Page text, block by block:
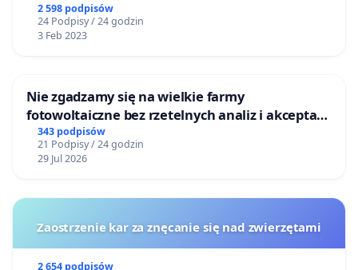
2 598 podpisów
24 Podpisy / 24 godzin
3 Feb 2023
Nie zgadzamy się na wielkie farmy
fotowoltaiczne bez rzetelnych analiz i akceptacji
mieszkańców
343 podpisów
21 Podpisy / 24 godzin
29 Jul 2026
Zaostrzenie kar za znęcanie się nad zwierzętami
2 654 podpisów